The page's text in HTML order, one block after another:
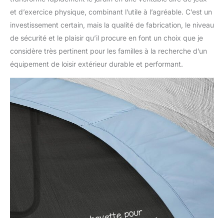
et d’exercice physique, combinant l’utile à l’agréable. C’est un
investissement certain, mais la qualité de fabrication, le niveau
de sécurité et le plaisir qu’il procure en font un choix que je
considère très pertinent pour les familles à la recherche d’un
équipement de loisir extérieur durable et performant.